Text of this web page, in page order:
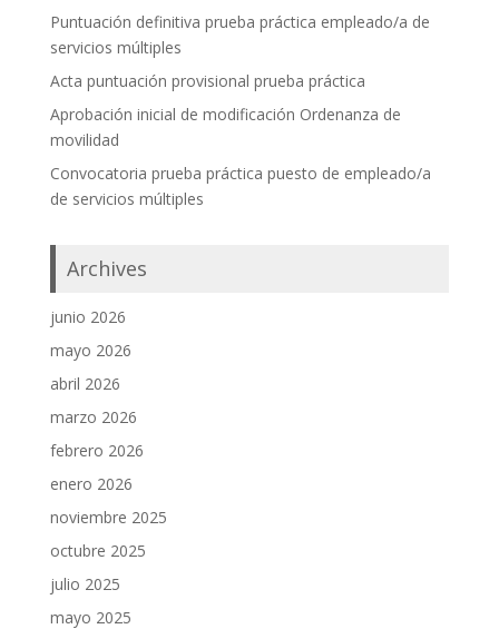
Puntuación definitiva prueba práctica empleado/a de
servicios múltiples
Acta puntuación provisional prueba práctica
Aprobación inicial de modificación Ordenanza de
movilidad
Convocatoria prueba práctica puesto de empleado/a
de servicios múltiples
Archives
junio 2026
mayo 2026
abril 2026
marzo 2026
febrero 2026
enero 2026
noviembre 2025
octubre 2025
julio 2025
mayo 2025